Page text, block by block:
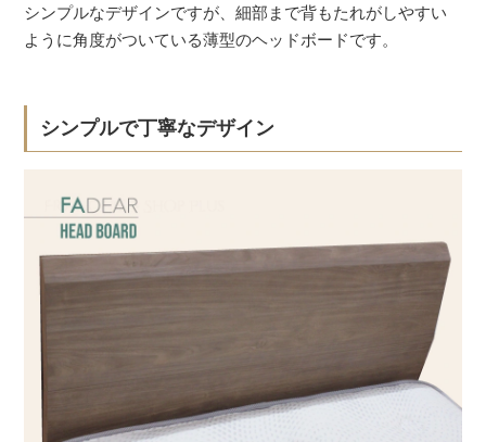
シンプルなデザインですが、細部まで背もたれがしやすい
ように角度がついている薄型のヘッドボードです。
シンプルで丁寧なデザイン